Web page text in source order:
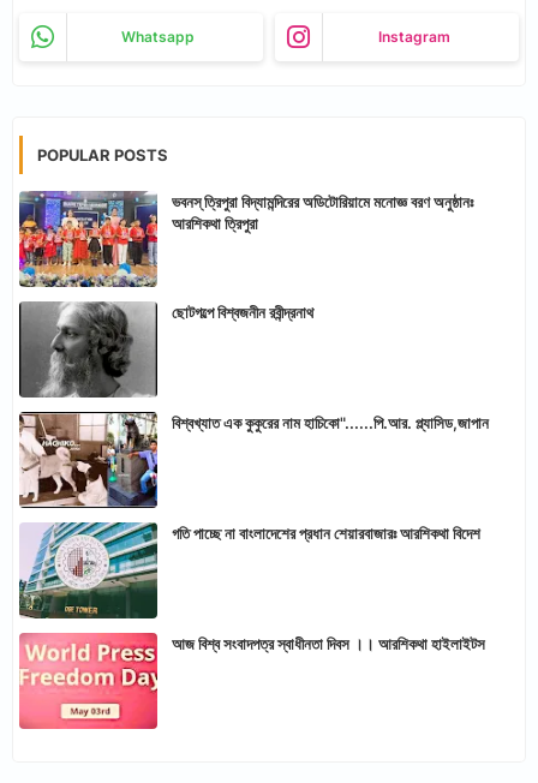
Whatsapp Instagram
POPULAR POSTS
ভবনস্ ত্রিপুরা বিদ্যামন্দিরের অডিটোরিয়ামে মনোজ্ঞ বরণ অনুষ্ঠানঃ
আরশিকথা ত্রিপুরা
ছোটগল্পে বিশ্বজনীন রবীন্দ্রনাথ
বিশ্বখ্যাত এক কুকুরের নাম হাচিকো"......পি.আর. প্ল্যাসিড,জাপান
গতি পাচ্ছে না বাংলাদেশের প্রধান শেয়ারবাজারঃ আরশিকথা বিদেশ
আজ বিশ্ব সংবাদপত্র স্বাধীনতা দিবস ।। আরশিকথা হাইলাইটস